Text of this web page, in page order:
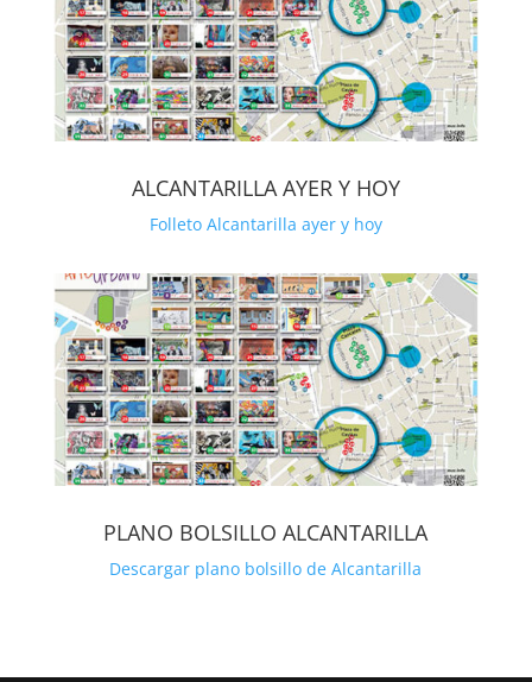
ALCANTARILLA AYER Y HOY
Folleto Alcantarilla ayer y hoy
PLANO BOLSILLO ALCANTARILLA
Descargar plano bolsillo de Alcantarilla